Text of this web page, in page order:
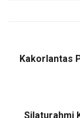
Kakorlantas
Silaturahmi